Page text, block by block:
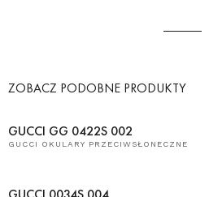
ZOBACZ PODOBNE PRODUKTY
GUCCI GG 0422S 002
GUCCI OKULARY PRZECIWSŁONECZNE